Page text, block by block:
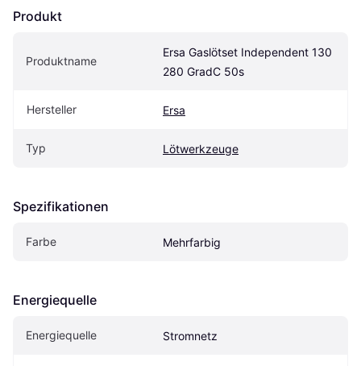
Produkt
Produktname
Ersa Gaslötset Independent 130
280 GradC 50s
Hersteller Ersa
Typ Lötwerkzeuge
Spezifikationen
Farbe Mehrfarbig
Energiequelle
Energiequelle Stromnetz